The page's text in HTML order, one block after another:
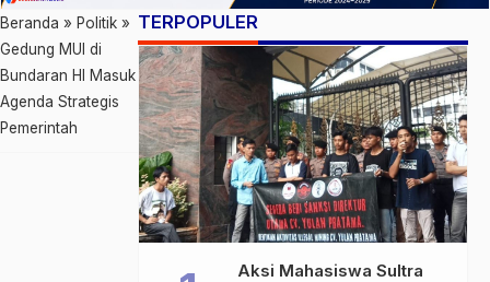
Beranda » Politik »
Gedung MUI di
Bundaran HI Masuk
Agenda Strategis
Pemerintah
TERPOPULER
Aksi Mahasiswa Sultra